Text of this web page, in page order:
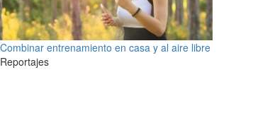
Combinar entrenamiento en casa y al aire libre
Reportajes